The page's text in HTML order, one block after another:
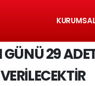
GÜNÜ 29